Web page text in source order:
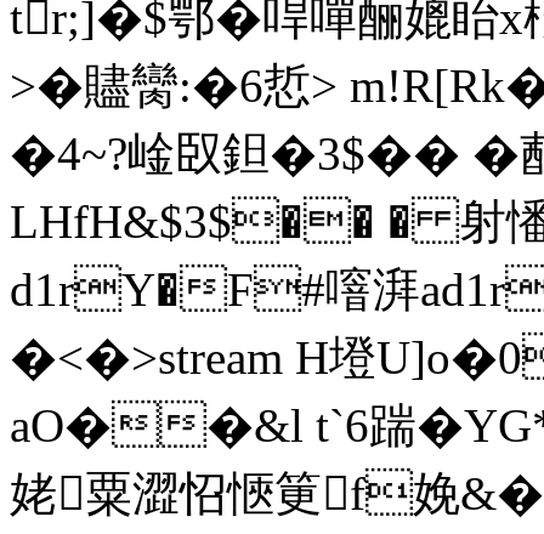
tr;]�$鄂�哻嘽酾媲眙
>�贐臠:�6悊>
�4~?崯臤鉭�3$�� �
LHfH&$3$�� � 射
d1rY�F#噾湃
�<�>stream H墱
aO��&l t`6踹
姥粟澀怊 愜筻f娩